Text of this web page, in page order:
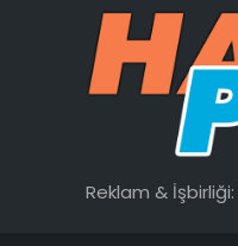
Reklam & İşbirliği: